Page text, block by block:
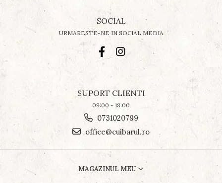
SOCIAL
URMARESTE-NE IN SOCIAL MEDIA
SUPORT CLIENTI
09:00 - 18:00
0731020799
office@cuibarul.ro
MAGAZINUL MEU